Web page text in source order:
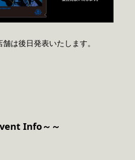
は後日発表いたします。
Info～～